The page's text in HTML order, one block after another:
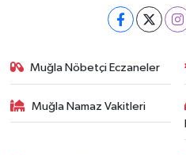
Muğla Nöbetçi Eczaneler
Muğla Namaz Vakitleri